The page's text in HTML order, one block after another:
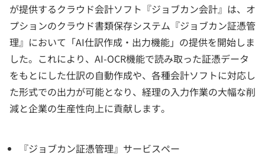
が提供するクラウド会計ソフト『ジョブカン会計』は、オ
プションのクラウド書類保存システム『ジョブカン証憑管
理』において「AI仕訳作成・出力機能」の提供を開始しま
した。これにより、AI-OCR機能で読み取った証憑データ
をもとにした仕訳の自動作成や、各種会計ソフトに対応し
た形式での出力が可能となり、経理の入力作業の大幅な削
減と企業の生産性向上に貢献します。
『ジョブカン証憑管理』サービスペー